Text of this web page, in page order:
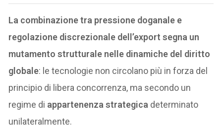
La combinazione tra pressione doganale e
regolazione discrezionale dell’export segna un
mutamento strutturale nelle dinamiche del diritto
globale: le tecnologie non circolano più in forza del
principio di libera concorrenza, ma secondo un
regime di appartenenza strategica determinato
unilateralmente.